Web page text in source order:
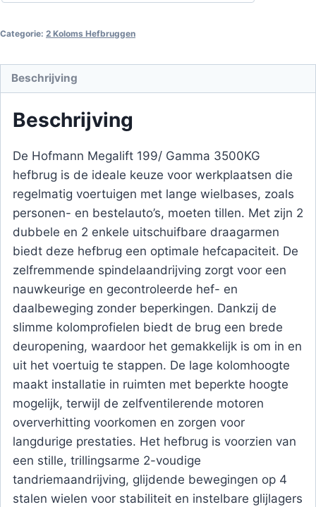
Categorie: 2 Koloms Hefbruggen
Beschrijving
Beschrijving
De Hofmann Megalift 199/ Gamma 3500KG
hefbrug is de ideale keuze voor werkplaatsen die
regelmatig voertuigen met lange wielbases, zoals
personen- en bestelauto’s, moeten tillen. Met zijn 2
dubbele en 2 enkele uitschuifbare draagarmen
biedt deze hefbrug een optimale hefcapaciteit. De
zelfremmende spindelaandrijving zorgt voor een
nauwkeurige en gecontroleerde hef- en
daalbeweging zonder beperkingen. Dankzij de
slimme kolomprofielen biedt de brug een brede
deuropening, waardoor het gemakkelijk is om in en
uit het voertuig te stappen. De lage kolomhoogte
maakt installatie in ruimten met beperkte hoogte
mogelijk, terwijl de zelfventilerende motoren
oververhitting voorkomen en zorgen voor
langdurige prestaties. Het hefbrug is voorzien van
een stille, trillingsarme 2-voudige
tandriemaandrijving, glijdende bewegingen op 4
stalen wielen voor stabiliteit en instelbare glijlagers